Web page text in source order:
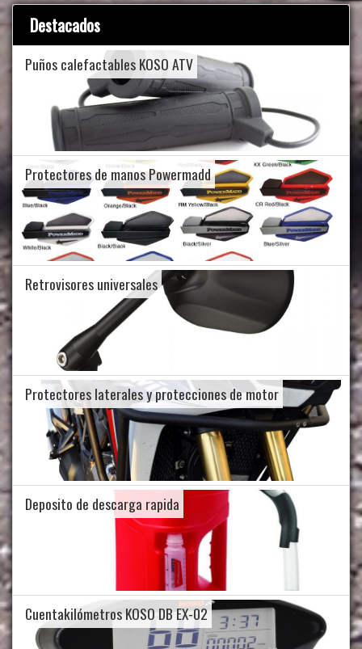
Destacados
Puños calefactables KOSO ATV
Protectores de manos Powermadd
Retrovisores universales
Protectores laterales y protecciones de motor
Deposito de descarga rapida
Cuentakilómetros KOSO DB EX-02